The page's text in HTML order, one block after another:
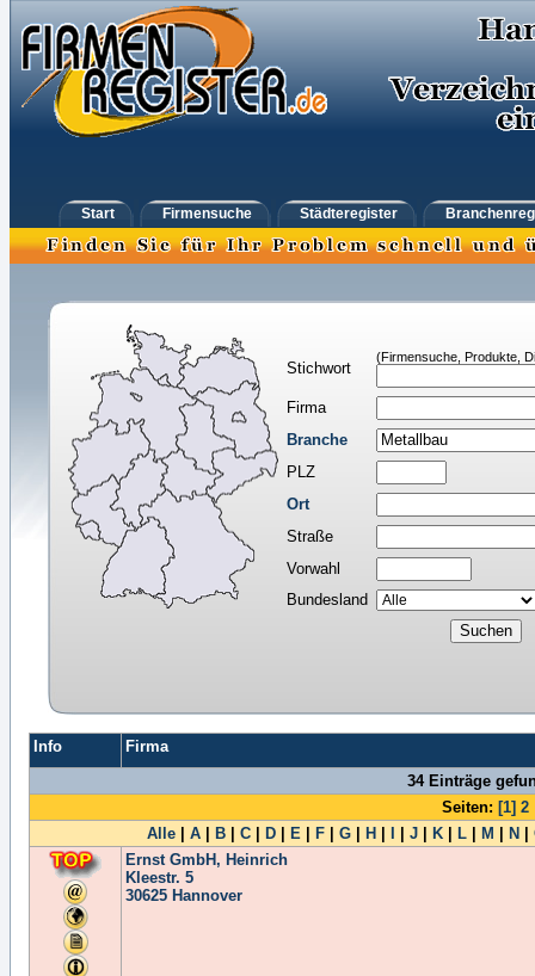
Start Firmensuche Städteregister
Stichwort
(Firmensuche, Produkte,
Firma
Branche
PLZ
Ort
Straße
Vorwahl
Bundesland
Info
Firma
34 Einträge
Seiten: [1] 2
Alle
A B C D E F G H J K L M N
Ernst GmbH, Heinrich
Kleestr. 5
30625 Hannover